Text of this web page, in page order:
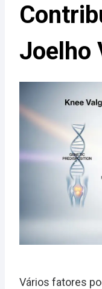
Joelho
Vários fatores